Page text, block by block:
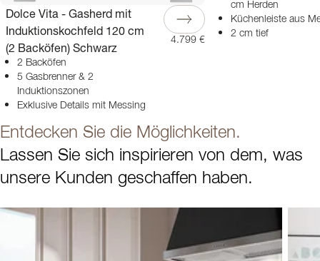
Dolce Vita - Gasherd mit
Induktionskochfeld 120 cm
(2 Backöfen) Schwarz
2 Backöfen
5 Gasbrenner & 2
Induktionszonen
Exklusive Details mit Messing
4.799 €
cm Herden
Küchenleiste aus
2 cm tief
Entdecken Sie die Möglichkeiten.
Lassen Sie sich inspirieren von dem, was
unsere Kunden geschaffen haben.